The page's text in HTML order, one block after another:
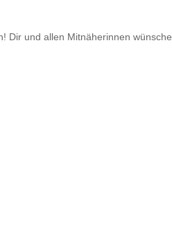
Dir und allen Mitnäherinnen wünsche